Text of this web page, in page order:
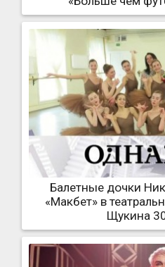
Балетные дочки
«Макбет» в
Щукина